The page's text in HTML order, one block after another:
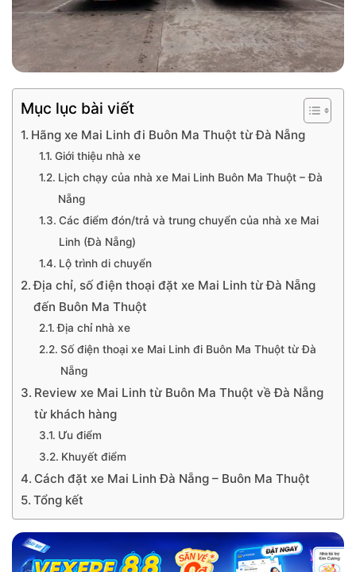
Mục lục bài viết
Hãng xe Mai Linh đi Buôn Ma Thuột từ Đà Nẵng
Giới thiệu nhà xe
Lịch chạy của nhà xe Mai Linh Buôn Ma Thuột – Đà
Nẵng
Các điểm đón/trả và trung chuyển của nhà xe Mai
Linh (Đà Nẵng)
Lộ trình di chuyển
Địa chỉ, số điện thoại đặt xe Mai Linh từ Đà Nẵng
đến Buôn Ma Thuột
Địa chỉ nhà xe
Số điện thoại xe Mai Linh đi Buôn Ma Thuột từ Đà
Nẵng
Review xe Mai Linh từ Buôn Ma Thuột về Đà Nẵng
từ khách hàng
Ưu điểm
Khuyết điểm
Cách đặt xe Mai Linh Đà Nẵng – Buôn Ma Thuột
Tổng kết